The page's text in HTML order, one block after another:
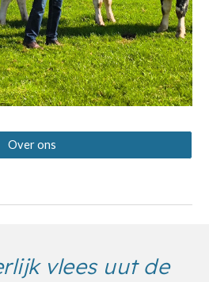
Over ons
vlees uut de